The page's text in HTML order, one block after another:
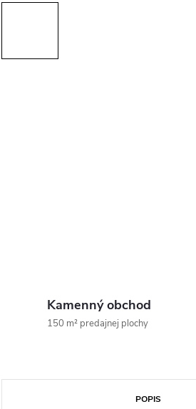
Kamenný obchod
150 m² predajnej plochy
POPIS